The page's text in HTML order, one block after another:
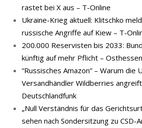
rastet bei X aus – T-Online
Ukraine-Krieg aktuell: Klitschko
russische Angriffe auf Kiew – T-
200.000 Reservisten bis 2033:
künftig auf mehr Pflicht –
“Russisches Amazon” – Warum die
Versandhändler Wildberries
Deutschlandfunk
„Null Verständnis für das
sehen nach Sondersitzung zu CSD-